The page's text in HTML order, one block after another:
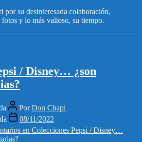
por su desinteresada colaboración,
y lo más valioso, su tiempo.
/ Disney… ¿son
PorDon Chapi
08/11/2022
en Colecciones Pepsi / Disney…